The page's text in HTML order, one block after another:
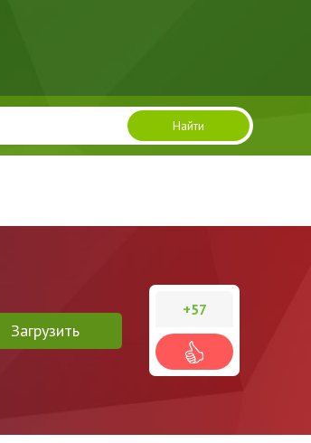
Найти
Загрузить
+57